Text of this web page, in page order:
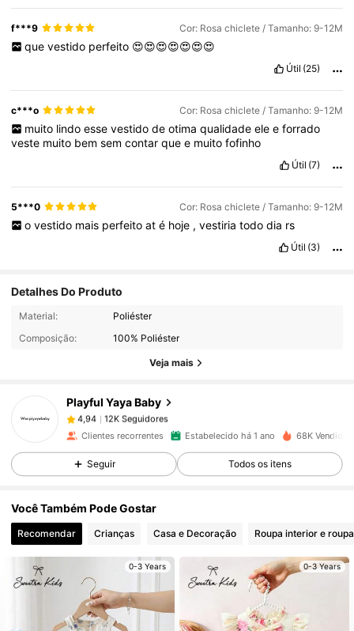
f***9 Cor: Rosa chiclete / Tamanho: 9-12M
que vestido perfeito 😍😍😍😍😍😍😍
Útil (25)
c***o Cor: Rosa chiclete / Tamanho: 9-12M
muito lindo esse vestido de otima qualidade ele e forrado
veste muito bemsemcontarquee muitofofinho
Útil (7)
5***0 Cor: Rosa chiclete / Tamanho: 9-12M
o vestido mais perfeito at é hoje , vestiria todo dia rs
Útil (3)
Detalhes Do Produto
Material:
Poliéster
Composição:
100% Poliéster
Veja mais
Playful Yaya Baby
12K Seguidores
12K Seguidores
4,94 12K Seguidores
4,94 12K Seguidores
4,94
4,94
Clientes recorrentes Estabelecido há 1 ano 68K Vendido
Seguir Todos os itens
Você Também Pode Gostar
Recomendar Crianças Casa e Decoração Roupa interior e
0-3 Years 0-3 Years